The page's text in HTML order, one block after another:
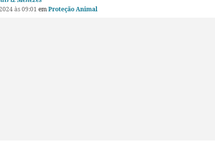
às 09:01 emProteção Animal